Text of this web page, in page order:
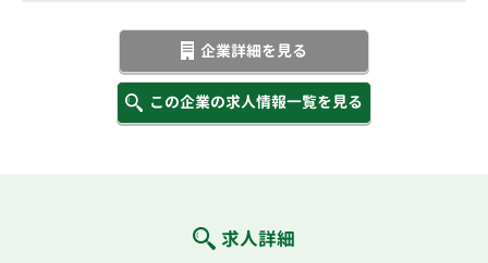
企業詳細を見る
この企業の求人情報一覧を見る
求人詳細